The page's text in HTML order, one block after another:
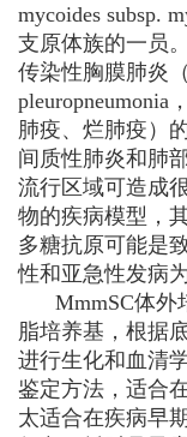
mycoidessubsp.
支原体族的一员
传染性胸膜肺炎
肺疫、烂肺疫）
间质性肺炎和肺
流行区域可造成
物的疾病模型，
多糖抗原可能是
性和亚急性发病
MmmSC体
脂培养基，根据
进行生化和血清
鉴定方法，适合
太适合在疾病早